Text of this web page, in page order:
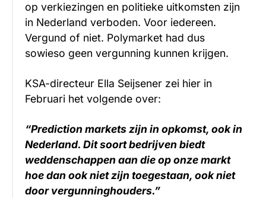
op verkiezingen en politieke uitkomsten zijn
in Nederland verboden. Voor iedereen.
Vergund of niet. Polymarket had dus
sowieso geen vergunning kunnen krijgen.
KSA-directeur Ella Seijsener zei hier in
Februari het volgende over:
“Prediction markets zijn in opkomst, ook in
Nederland. Dit soort bedrijven biedt
weddenschappen aan die op onze markt
hoe dan ook niet zijn toegestaan, ook niet
door vergunninghouders.”